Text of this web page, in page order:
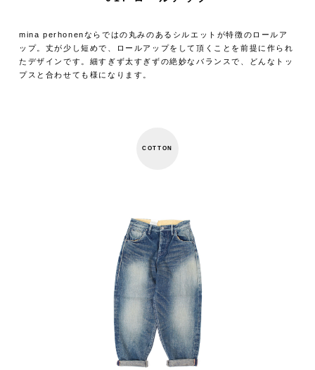
mina perhonenならではの丸みのあるシルエットが特徴のロールア
ップ。丈が少し短めで、ロールアップをして頂くことを前提に作られ
たデザインです。細すぎず太すぎずの絶妙なバランスで、どんなトッ
プスと合わせても様になります。
COTTON